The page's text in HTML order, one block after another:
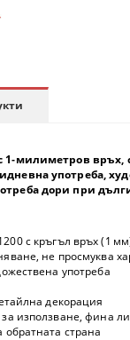
1‑милиметров връх,
употреба,
дори при
с кръгъл връх (1
не просмуква
употреба
декорация
използване, фина
обратната страна